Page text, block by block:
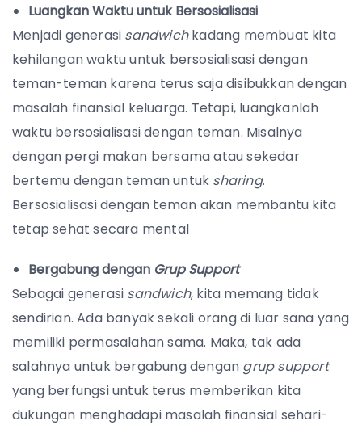
Luangkan Waktu untuk Bersosialisasi
Menjadi generasi sandwichkadang membuat kita
kehilangan waktu untuk bersosialisasi dengan
teman-teman karena terus saja disibukkan dengan
masalah finansial keluarga. Tetapi, luangkanlah
waktu bersosialisasi dengan teman. Misalnya
dengan pergi makan bersama atau sekedar
bertemu dengan teman untuk sharing.
Bersosialisasi dengan teman akan membantu kita
tetap sehat secara mental
Bergabung dengan Grup Support
Sebagai generasi sandwich, kita memang tidak
sendirian. Ada banyak sekali orang di luar sana yang
memiliki permasalahan sama. Maka, tak ada
salahnya untuk bergabung dengan grup support
yang berfungsi untuk terus memberikan kita
dukungan menghadapi masalah finansial sehari-